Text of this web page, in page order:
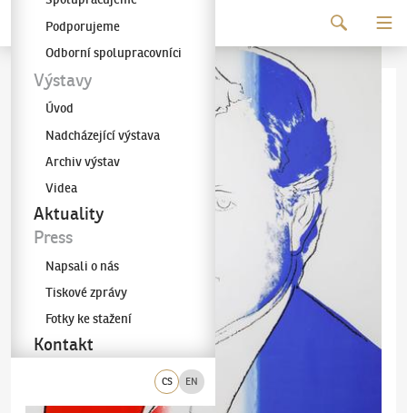
Galerie KODL
CS EN
Podporujeme
Odborní spolupracovníci
Výstavy
Úvod
Nadcházející výstava
Archiv výstav
Videa
Aktuality
Press
Napsali o nás
Tiskové zprávy
Fotky ke stažení
Kontakt